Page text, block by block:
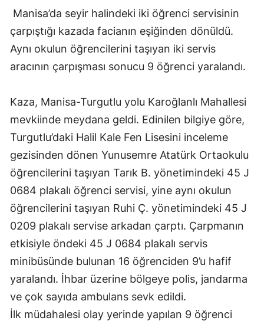
Manisa’da seyir halindeki iki öğrenci servisinin
çarpıştığı kazada facianın eşiğinden dönüldü.
Aynı okulun öğrencilerini taşıyan iki servis
aracının çarpışması sonucu 9 öğrenci yaralandı.
Kaza, Manisa-Turgutlu yolu Karoğlanlı Mahallesi
mevkiinde meydana geldi. Edinilen bilgiye göre,
Turgutlu’daki Halil Kale Fen Lisesini inceleme
gezisinden dönen Yunusemre Atatürk Ortaokulu
öğrencilerini taşıyan Tarık B. yönetimindeki 45 J
0684 plakalı öğrenci servisi, yine aynı okulun
öğrencilerini taşıyan Ruhi Ç. yönetimindeki 45 J
0209 plakalı servise arkadan çarptı. Çarpmanın
etkisiyle öndeki 45 J 0684 plakalı servis
minibüsünde bulunan 16 öğrenciden 9’u hafif
yaralandı. İhbar üzerine bölgeye polis, jandarma
ve çok sayıda ambulans sevk edildi.
İlk müdahalesi olay yerinde yapılan 9 öğrenci